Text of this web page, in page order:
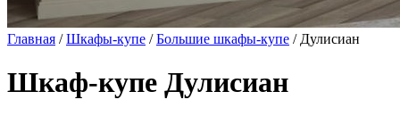
Главная /Шкафы-купе /Большие шкафы-купе / Дулисиан
Шкаф-купе Дулисиан